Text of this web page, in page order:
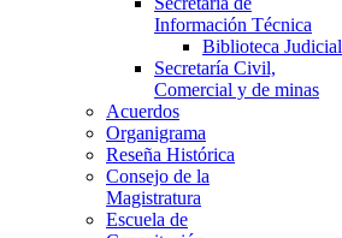
Información Técnica
Biblioteca Judicial
Secretaría Civil,
Comercial y de minas
Acuerdos
Organigrama
Reseña Histórica
Consejo de la
Magistratura
Escuela de